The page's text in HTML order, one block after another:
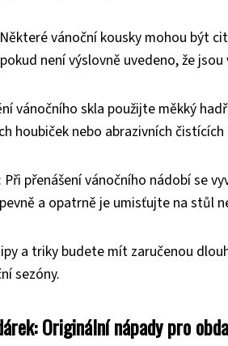
vánoční kousky mohou být
není výslovně uvedeno, že
vánočního skla použijte měkký
houbiček nebo abrazivních
přenášení vánočního nádobí se
a opatrně je umisťujte na stůl
a triky budete mít zaručenou
sezóny.
Originální nápady pro